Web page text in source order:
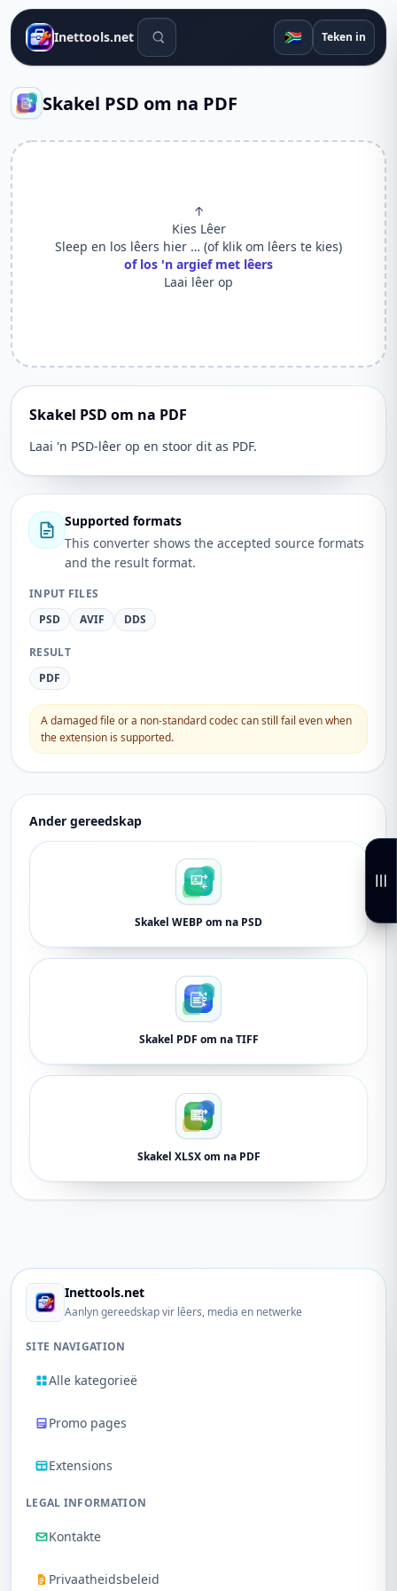
Inettools.net Soek gereedskap 🇿🇦 Teken in
Skakel PSD om na PDF
↑
Kies Lêer
Sleep en los lêers hier … (of klik om lêers te kies)
of los 'n argief met lêers
Laai lêer op
Skakel PSD om na PDF
Laai 'n PSD-lêer op en stoor dit as PDF.
Supported formats
This converter shows the accepted source formats
and the result format.
INPUT FILES
PSD
AVIF DDS
RESULT
PDF
A damaged file or a non-standard codec can still fail even when
the extension is supported.
Ander gereedskap
Skakel WEBP om na PSD
Skakel PDF om na TIFF
Skakel XLSX om na PDF
Inettools.net
Aanlyn gereedskap vir lêers, media en netwerke
SITE NAVIGATION
Alle kategorieë
Promo pages
Extensions
LEGAL INFORMATION
Kontakte
Privaatheidsbeleid